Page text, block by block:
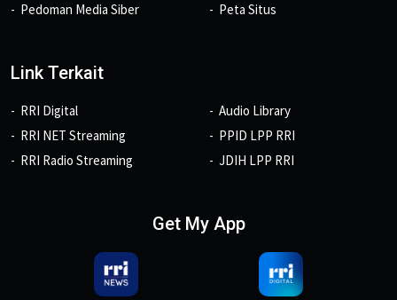
Pedoman Media Siber
Peta Situs
Link Terkait
RRI Digital
RRI NET Streaming
RRI Radio Streaming
Audio Library
PPID LPP RRI
JDIH LPP RRI
Get My App